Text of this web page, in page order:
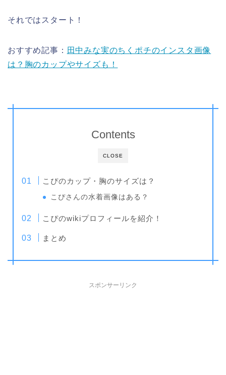
それではスタート！
おすすめ記事： 田中みな実のちくポチのインスタ画像
は？胸のカップやサイズも！
CLOSE
Contents
こぴのカップ・胸のサイズは？
こぴさんの水着画像はある？
こぴのwikiプロフィールを紹介！
まとめ
スポンサーリンク